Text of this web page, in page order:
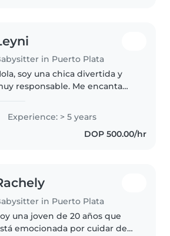
in Puerto Plata
soy una chica divertida y
responsable. Me encanta
los niños se sientan seguros y
felices. Soy puntual, atenta y
cuido como si fueran mis
Experience: > 5 years
DOP 500.00/hr
in Puerto Plata
una joven de 20 años que
emocionada por cuidar de